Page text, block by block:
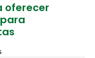
oferecer